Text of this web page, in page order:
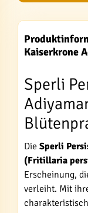
Kaiserkrone
Sperli
Die Sperli
(Fritillaria
Erscheinung,
verleiht. Mit